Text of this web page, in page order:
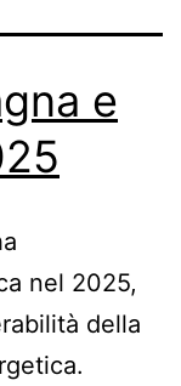
e
nel 2025,
della